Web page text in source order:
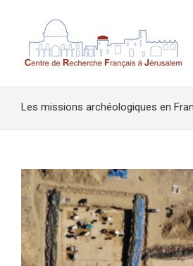
Les missions archéologiques en